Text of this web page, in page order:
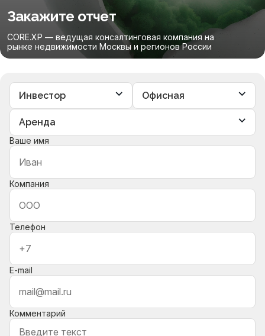
Закажите отчет
CORE.XP — ведущая консалтинговая компания на
рынке недвижимости Москвы и регионов России
Ваше имя
Компания
Телефон
E-mail
Комментарий